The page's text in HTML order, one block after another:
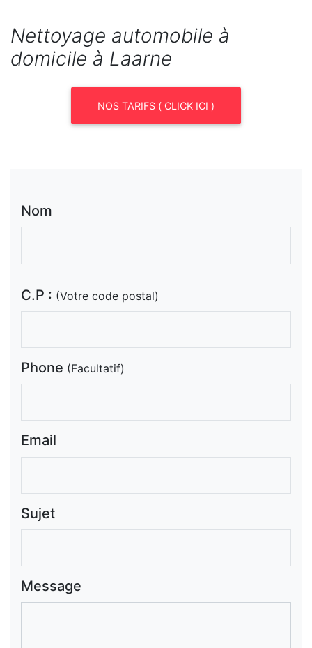
Nettoyage automobile à
domicile à Laarne
NOS TARIFS ( CLICK ICI )
Nom
C.P : (Votre code postal)
Phone (Facultatif)
Email
Sujet
Message